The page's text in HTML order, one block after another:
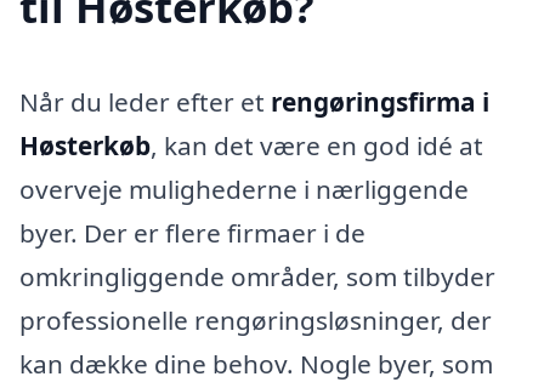
Når du leder efter et rengøringsfirma i
Høsterkøb, kan det være en god idé at
overveje mulighederne i nærliggende
byer. Der er flere firmaer i de
omkringliggende områder, som tilbyder
professionelle rengøringsløsninger, der
kan dække dine behov. Nogle byer, som